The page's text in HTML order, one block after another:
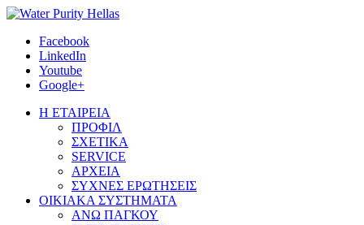
Facebook
LinkedIn
Youtube
Google+
Η ΕΤΑΙΡΕΙΑ
ΠΡΟΦΙΛ
ΣΧΕΤΙΚΑ
SERVICE
ΑΡΧΕΙΑ
ΣΥΧΝΕΣ ΕΡΩΤΗΣΕΙΣ
ΟΙΚΙΑΚΑ ΣΥΣΤΗΜΑΤΑ
ΑΝΩ ΠΑΓΚΟΥ